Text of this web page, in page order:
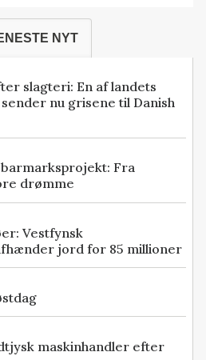
NYT
slagteri: En af landets
nu grisene til Danish
Fra
drømme
Vestfynsk
jord for 85 millioner
maskinhandler efter